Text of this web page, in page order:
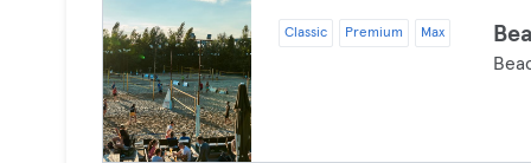
Classic Premium Max